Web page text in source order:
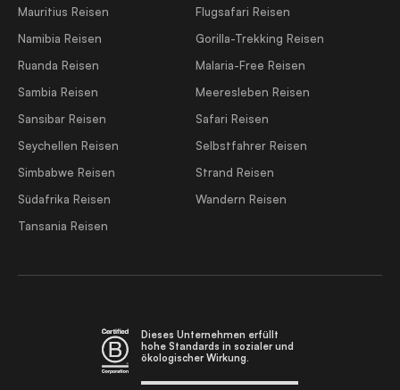
Mauritius Reisen
Namibia Reisen
Ruanda Reisen
Sambia Reisen
Sansibar Reisen
Seychellen Reisen
Simbabwe Reisen
Südafrika Reisen
Tansania Reisen
Flugsafari Reisen
Gorilla-Trekking Reisen
Malaria-Free Reisen
Meeresleben Reisen
Safari Reisen
Selbstfahrer Reisen
Strand Reisen
Wandern Reisen
Dieses Unternehmen erfüllt
hohe Standards in sozialer und
ökologischer Wirkung.